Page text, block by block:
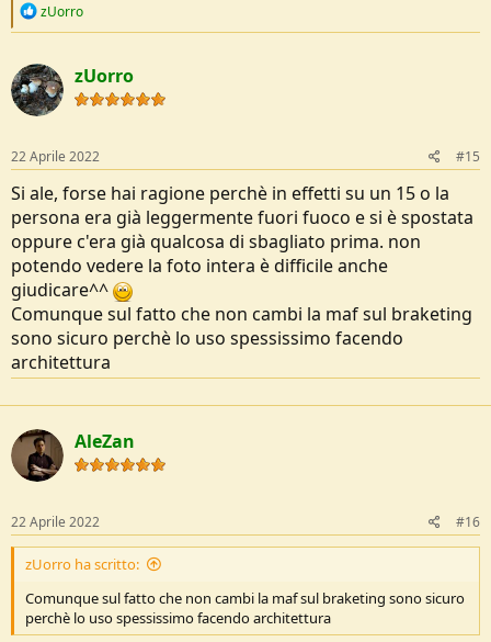
R
c
t
i
o
s
:
zUorro
zUorro
22 Aprile 2022 #15
Si ale, forse hai ragione perchè in effetti su un 15 o la
persona era già leggermente fuori fuoco e si è spostata
oppure c'era già qualcosa di sbagliato prima. non
potendo vedere la foto intera è difficile anche
giudicare^^
Comunque sul fatto che non cambi la maf sul braketing
sono sicuro perchè lo uso spessissimo facendo
architettura
AleZan
22 Aprile 2022 #16
zUorro ha scritto:
Comunque sul fatto che non cambi la maf sul braketing sono sicuro
perchè lo uso spessissimo facendo architettura